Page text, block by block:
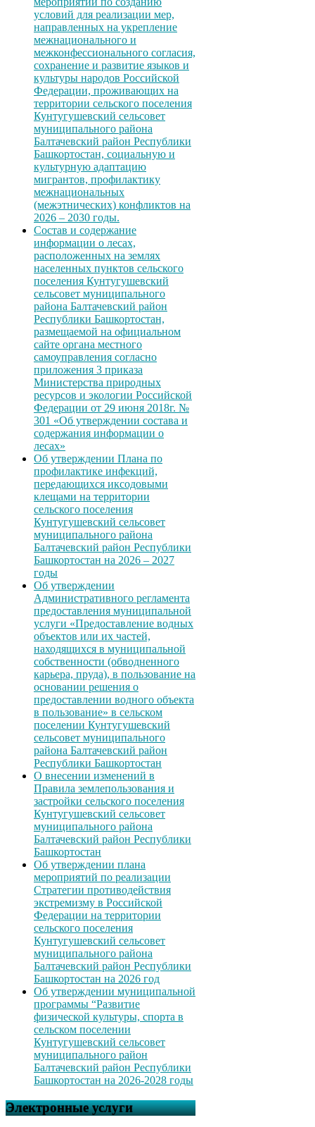
условий для реализации мер,
направленных на укрепление
межнационального и
межконфессионального согласия,
сохранение и развитие языков и
культуры народов Российской
Федерации, проживающих на
территории сельского поселения
Кунтугушевский сельсовет
муниципального района
Балтачевский район Республики
Башкортостан, социальную и
культурную адаптацию
мигрантов, профилактику
межнациональных
(межэтнических) конфликтов на
2026 – 2030 годы.
Состав и содержание
информации о лесах,
расположенных на землях
населенных пунктов сельского
поселения Кунтугушевский
сельсовет муниципального
района Балтачевский район
Республики Башкортостан,
размещаемой на официальном
сайте органа местного
самоуправления согласно
приложения 3 приказа
Министерства природных
ресурсов и экологии Российской
Федерации от 29 июня 2018г. №
301 «Об утверждении состава и
содержания информации о
лесах»
Об утверждении Плана по
профилактике инфекций,
передающихся иксодовыми
клещами на территории
сельского поселения
Кунтугушевский сельсовет
муниципального района
Балтачевский район Республики
Башкортостан на 2026 – 2027
годы
Об утверждении
Административного регламента
предоставления муниципальной
услуги «Предоставление водных
объектов или их частей,
находящихся в муниципальной
собственности (обводненного
карьера, пруда), в пользование на
основании решения о
предоставлении водного объекта
в пользование» в сельском
поселении Кунтугушевский
сельсовет муниципального
района Балтачевский район
Республики Башкортостан
О внесении изменений в
Правила землепользования и
застройки сельского поселения
Кунтугушевский сельсовет
муниципального района
Балтачевский район Республики
Башкортостан
Об утверждении плана
мероприятий по реализации
Стратегии противодействия
экстремизму в Российской
Федерации на территории
сельского поселения
Кунтугушевский сельсовет
муниципального района
Балтачевский район Республики
Башкортостан на 2026 год
Об утверждении муниципальной
программы “Развитие
физической культуры, спорта в
сельском поселении
Кунтугушевский сельсовет
муниципального район
Балтачевский район Республики
Башкортостан на 2026-2028 годы
Электронные услуги